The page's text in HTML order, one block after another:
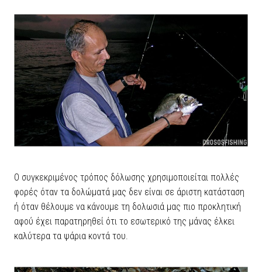
Ο συγκεκριμένος τρόπος δόλωσης χρησιμοποιείται πολλές
φορές όταν τα δολώματά μας δεν είναι σε άριστη κατάσταση
ή όταν θέλουμε να κάνουμε τη δολωσιά μας πιο προκλητική
αφού έχει παρατηρηθεί ότι το εσωτερικό της μάνας έλκει
καλύτερα τα ψάρια κοντά του.